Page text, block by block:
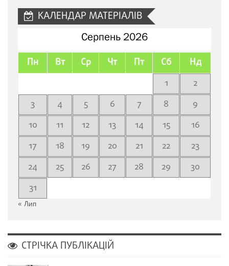
КАЛЕНДАР МАТЕРІАЛІВ
Серпень 2026
Пн Вт Ср Чт Пт Сб Нд
1
2
3
4 5 6 7 8
9
10
11 12 13 14 15
16
17
18 19 20 21 22
23
24
25 26 27 28 29
30
31
« Лип
СТРІЧКА ПУБЛІКАЦІЙ